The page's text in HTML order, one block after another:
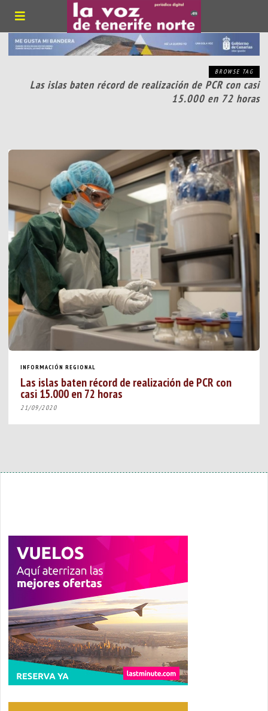
BROWSE TAG
Las islas baten récord de realización de PCR con casi
15.000 en 72 horas
INFORMACIÓN REGIONAL
Las islas baten récord de realización de PCR con
casi 15.000 en 72 horas
21/09/2020